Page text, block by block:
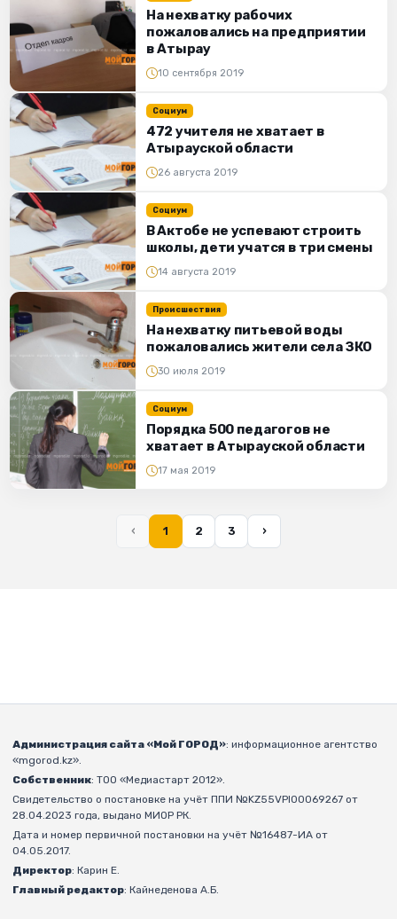
На нехватку рабочих
пожаловались на предприятии
в Атырау
10 сентября 2019
Социум
472 учителя не хватает в
Атырауской области
26 августа 2019
Социум
В Актобе не успевают строить
школы, дети учатся в три смены
14 августа 2019
Происшествия
На нехватку питьевой воды
пожаловались жители села ЗКО
30 июля 2019
Социум
Порядка 500 педагогов не
хватает в Атырауской области
17 мая 2019
‹ 1 2 3 ›
Администрация сайта «Мой ГОРОД»: информационное агентство
«mgorod.kz».
Собственник: ТОО «Медиастарт 2012».
Свидетельство о постановке на учёт ППИ №KZ55VPI00069267 от
28.04.2023 года, выдано МИОР РК.
Дата и номер первичной постановки на учёт №16487-ИА от
04.05.2017.
Директор: Карин Е.
Главный редактор: Кайнеденова А.Б.